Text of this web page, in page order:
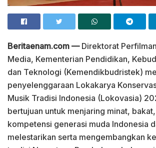
Beritaenam.com —Direktorat
Media, Kementerian Pendidikan,
dan Teknologi (Kemendikbudristek)
penyelenggaraan Lokakarya
Musik Tradisi Indonesia (Lokovasia)
bertujuan untuk menjaring minat,
kompetensi generasi muda Indonesia
melestarikan serta mengembangkan